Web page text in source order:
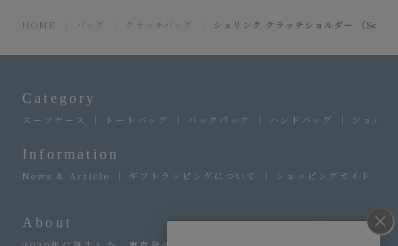
HOME バッグ クラッチバッグ シュリンク クラッチショルダー 《
About
More
Information
News & Article ギフトラッピングについて ショッピングガイド
Category
スーツケース トートバッグ バックパック ハンドバッグ ショル